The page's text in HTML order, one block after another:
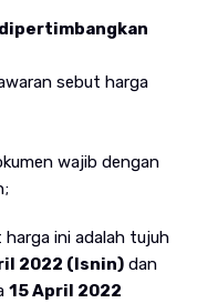
sebut harga
wajib dengan
ini adalah tujuh
2022 (Isnin)dan
15 April 2022